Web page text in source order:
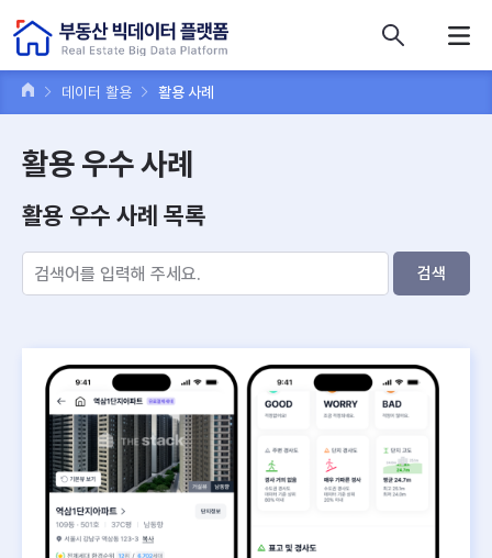
데이터 활용 활용 사례
활용 우수 사례
활용 우수 사례 목록
검색